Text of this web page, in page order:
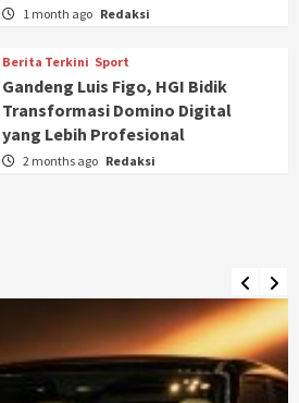
1 month ago Redaksi
Berita Terkini Sport
Gandeng Luis Figo, HGI Bidik
Transformasi Domino Digital
yang Lebih Profesional
2 months ago Redaksi